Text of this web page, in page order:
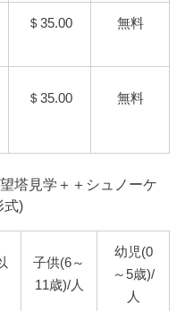
＄35.00 無料
＄35.00 無料
塔見学＋＋シュノーケ
式)
子供(6～
11歳)/人
幼児(0
～5歳)/
人